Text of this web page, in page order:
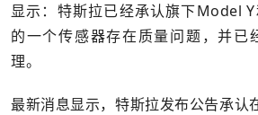
显示：特斯拉已经承认旗下Model
的一个传感器存在质量问题，并已
理。
最新消息显示，特斯拉发布公告承认